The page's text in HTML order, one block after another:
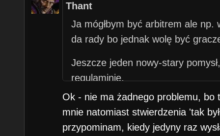
Thant
Ja mógłbym być arbitrem ale np.
da rady bo jednak wolę być
Jeszcze jeden nowy-stary
regulaminie.
Sezon 3 miesiące może być.
Mapki 1 miesięczna i 2
czyli 3 mapki na miesiąc.
Ok - nie ma żadnego problemu, bo
mnie natomiast stwierdzenia 'tak
przypominam, kiedy jedyny raz